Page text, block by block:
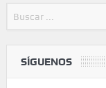
SÍGUENOS